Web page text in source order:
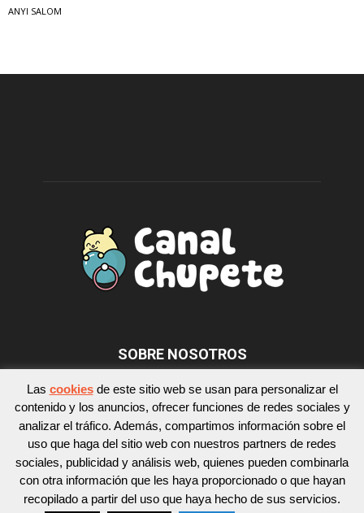
ANYI SALOM
SOBRE NOSOTROS
SÍGUENOS
Las cookiesde este sitio web se usan para personalizar el
contenido y los anuncios, ofrecer funciones de redes sociales y
analizar el tráfico. Además, compartimos información sobre el
uso que haga del sitio web con nuestros partners de redes
sociales, publicidad y análisis web, quienes pueden combinarla
con otra información que les haya proporcionado o que hayan
recopilado a partir del uso que haya hecho de sus servicios.